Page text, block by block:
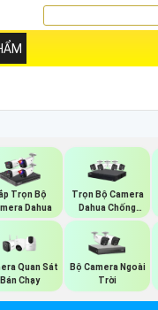
Trọn Bộ
Dahua
Trọn Bộ Camera
Dahua Chống
Trộm
Quan Sát
Bán Chạy
Bộ Camera Ngoài
Trời